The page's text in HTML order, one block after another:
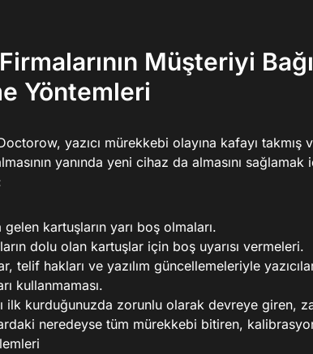
Firmalarının Müşteriyi
Yöntemleri
yazıcı mürekkebi olayına kafayı takmış
yanında yeni cihaz da almasını
gelen kartuşların yarı boş olmaları.
dolu olan kartuşlar için boş uyarısı vermeleri.
telif hakları ve yazılım güncellemeleriyle
kullanmaması.
ilk kurduğunuzda zorunlu olarak devreye giren,
neredeyse tüm mürekkebi bitiren,